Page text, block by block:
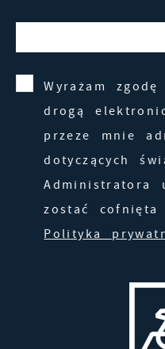
Wyrażam
drogą
przeze mnie
dotyczących
Administratora
zostać cofnięta
Polityka